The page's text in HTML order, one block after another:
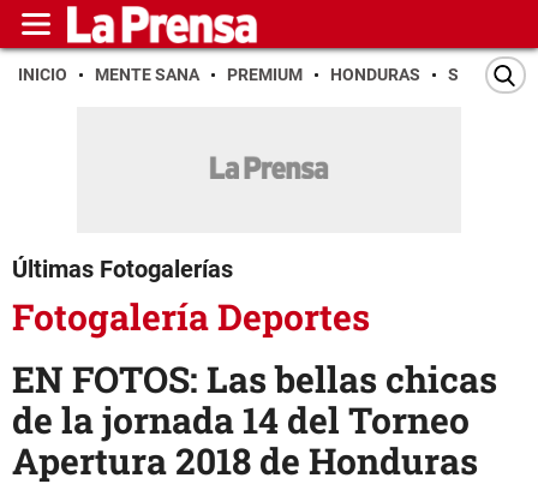
INICIO MENTE SANA PREMIUM HONDURAS SAN PEDRO
Últimas Fotogalerías
Fotogalería Deportes
EN FOTOS: Las bellas chicas
de la jornada 14 del Torneo
Apertura 2018 de Honduras